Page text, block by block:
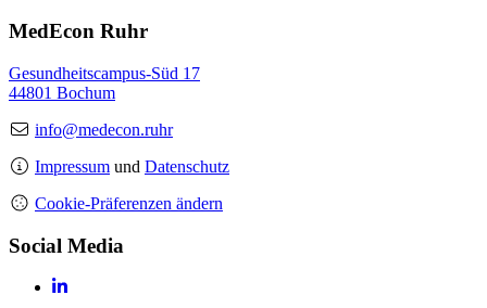
MedEcon Ruhr
Gesundheitscampus-Süd 17
44801 Bochum
info@medecon.ruhr
Impressum und Datenschutz
Cookie-Präferenzen ändern
Social Media